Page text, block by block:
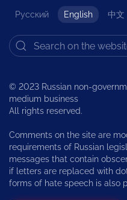
Русский English 中文
© 2023 Russian non-
medium business
All rights reserved.
Comments on the site are
requirements of Russian
messages that contain
if letters are replaced with
forms of hate speech is also